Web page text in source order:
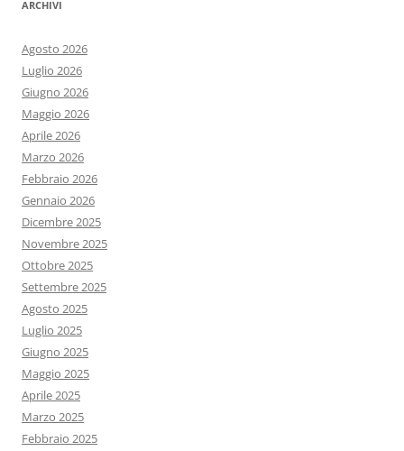
ARCHIVI
Agosto 2026
Luglio 2026
Giugno 2026
Maggio 2026
Aprile 2026
Marzo 2026
Febbraio 2026
Gennaio 2026
Dicembre 2025
Novembre 2025
Ottobre 2025
Settembre 2025
Agosto 2025
Luglio 2025
Giugno 2025
Maggio 2025
Aprile 2025
Marzo 2025
Febbraio 2025